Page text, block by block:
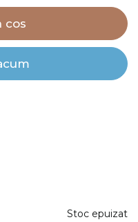
cos
Stoc epuizat